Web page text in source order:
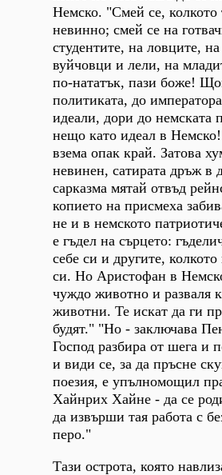
Немско. "Смей се, колкото
невинно; смей се на
студентите, на ловците,
вуйчовци и лели, на
по-нататък, пази боже!
политиката, до
идеали, дори до немската
нещо като идеал в Немско!
взема опак край. Затова
невинен, сатирата дръж в
сарказма мятай отвъд
копието на присмеха
не и в немското
е гъдел на сърцето:
себе си и другите,
си. Но Аристофан в
чуждо животно и разваля
животни. Те искат да ги
будят." "Но - заключава
Господ разбира от шега и
и види се, за да пръсне
поезия, е упълномощил
Хайнрих Хайне - да се
да извърши тая работа с
перо."
Тази острота, която